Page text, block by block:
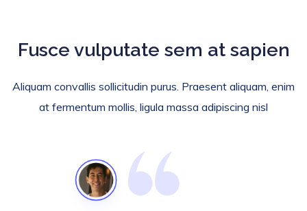
Fusce vulputate sem at sapien
Aliquam convallis sollicitudin purus. Praesent aliquam, enim
at fermentum mollis, ligula massa adipiscing nisl